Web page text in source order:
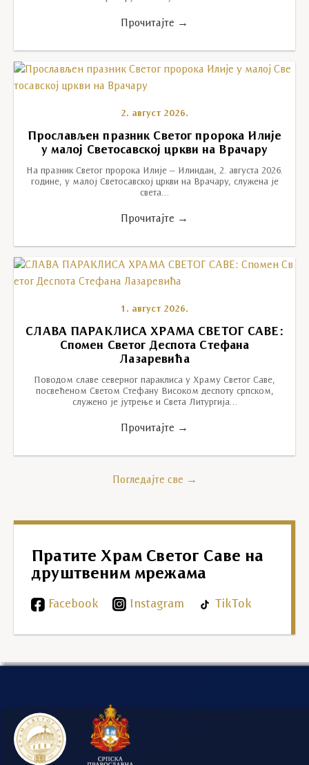
Прочитајте →
2. август 2026.
Прослављен празник Светог пророка Илије
у малој Светосавској цркви на Врачару
На празник Светог пророка Илије – Илиндан, 2. августа 2026.
године, у малој Светосавској цркви на Врачару, служена је
света…
Прочитајте →
1. август 2026.
СЛАВА ПАРАКЛИСА ХРАМА СВЕТОГ САВЕ:
Спомен Светог Деспота Стефана
Лазаревића
Поводом славе северног параклиса у Храму Светог Саве,
посвећеном Светом Стефану Високом деспоту српском,
служено је јутрење и Света Литургија…
Прочитајте →
Погледајте све →
Пратите Храм Светог Саве на
друштвеним мрежама
Facebook Instagram TikTok